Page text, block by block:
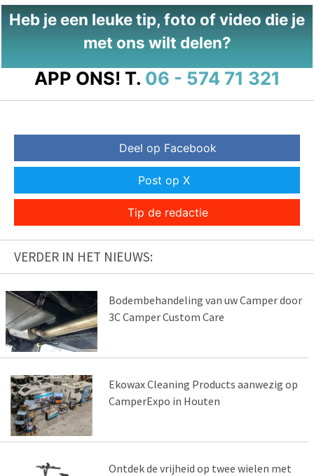
Heb je een leuke tip, foto of video die je
met ons wilt delen?
APP ONS! T. 06 - 574 71 321
Deel op Facebook
Post op X
Tip de redactie
VERDER IN HET NIEUWS:
Bodembehandeling van uw Camper door
3C Camper Custom Care
Ekowax Cleaning Products aanwezig op
CamperExpo in Houten
Ontdek de vrijheid op twee wielen met